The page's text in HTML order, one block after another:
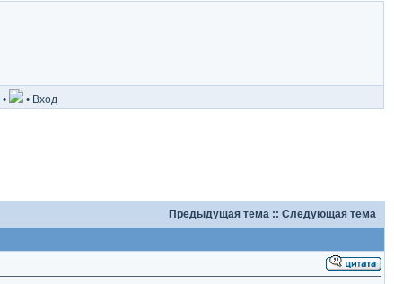
• • Вход
Предыдущая тема :: Следующая тема